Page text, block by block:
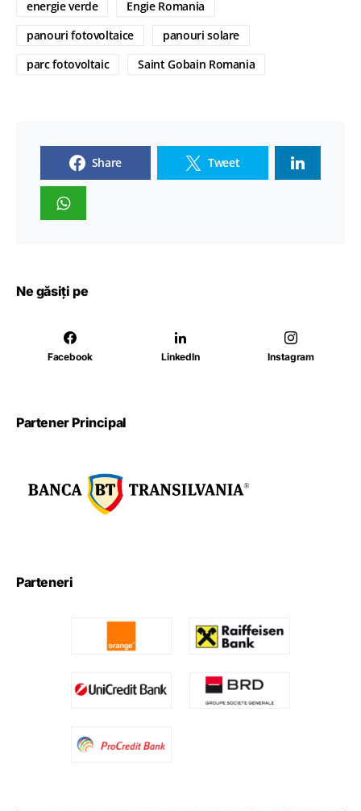
energie verde
Engie Romania
panouri fotovoltaice
panouri solare
parc fotovoltaic
Saint Gobain Romania
Share Tweet
Ne găsiți pe
Facebook LinkedIn Instagram
Partener Principal
Parteneri